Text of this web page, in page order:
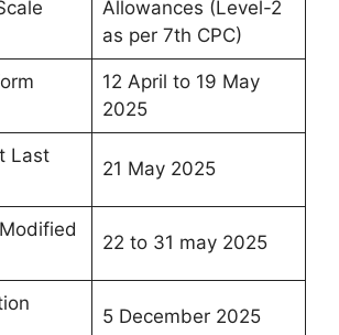
Allowances (Level-2
as per 7th CPC)
12 April to 19 May
2025
Last
21 May 2025
22 to 31 may 2025
5 December 2025